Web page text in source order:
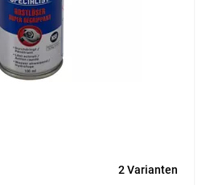
Schalter, Relais, Kontakte,
Steuerungen und
Werkstatt, Industrie,
oder schwergängige Teile.
2 Varianten